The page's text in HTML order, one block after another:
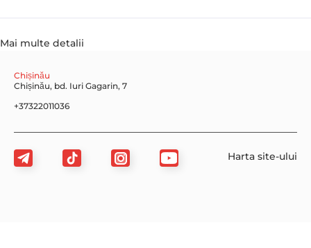
Mai multe detalii
Chișinău
Chișinău, bd. Iuri Gagarin, 7
+37322011036
Harta site-ului